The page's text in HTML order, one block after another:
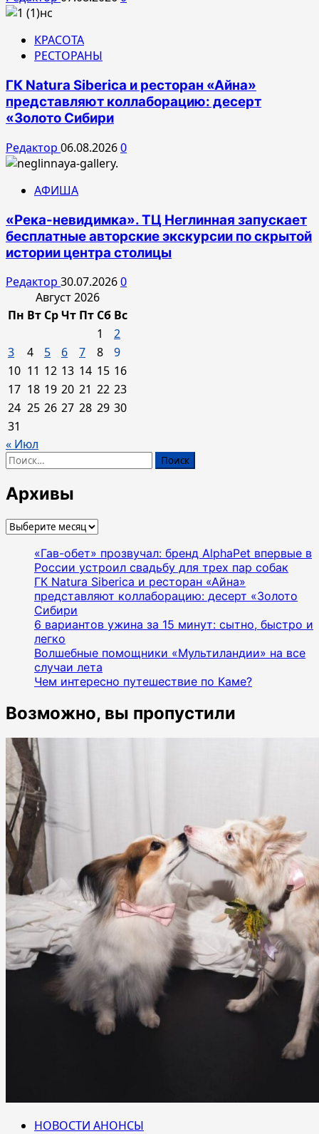
КРАСОТА
РЕСТОРАНЫ
ГК Natura Siberica и ресторан «Айна»
представляют коллаборацию: десерт
«Золото Сибири
Редактор 06.08.20260
АФИША
«Река-невидимка». ТЦ Неглинная запускает
бесплатные авторские экскурсии по скрытой
истории центра столицы
Редактор 30.07.20260
Август 2026
Пн Вт СрЧт Пт Сб Вс
1
2
3
4 5 6 7 8
9
10 11 12 13 14 15 16
17 18 19 20 21 22 23
24 25 26 27 28 29 30
31
« Июл
Найти:
Архивы
Архивы
«Гав-обет» прозвучал: бренд AlphaPet впервые в
России устроил свадьбу для трех пар собак
ГК Natura Siberica и ресторан «Айна»
представляют коллаборацию: десерт «Золото
Сибири
6 вариантов ужина за 15 минут: сытно, быстро и
легко
Волшебные помощники «Мультиландии» на все
случаи лета
Чем интересно путешествие по Каме?
Возможно, вы пропустили
НОВОСТИ АНОНСЫ